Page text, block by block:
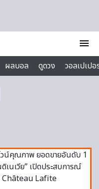
menu
ผลบอล ดูดวง
วอลเปเป